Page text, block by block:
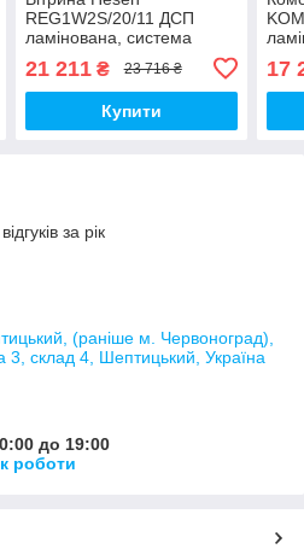
REG1W2S/20/11 ДСП
ламінована, система
ретро, графіт / дуб
Артизан, сосна Ларіко,
модрина Сібіу
21 211₴ 23 716 ₴
Купити
17
за рік
(раніше м. Червоноград),
3, склад 4, Шептицький, Україна
до 19:00
роботи